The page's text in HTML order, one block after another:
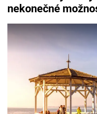
nekonečné